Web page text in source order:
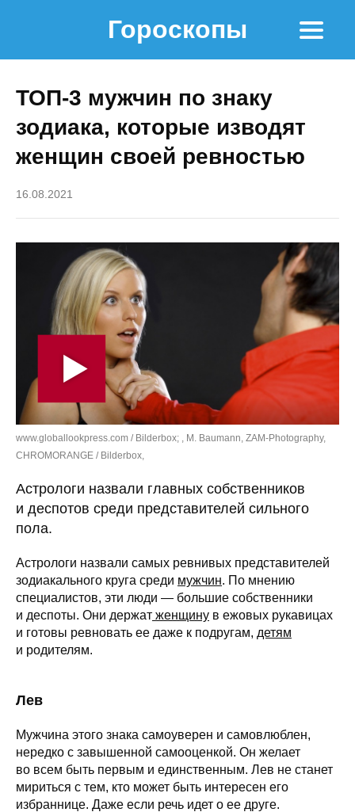
Гороскопы
ТОП-3 мужчин по знаку
зодиака, которые изводят
женщин своей ревностью
16.08.2021
www.globallookpress.com / Bilderbox; , M. Baumann, ZAM-Photography,
CHROMORANGE / Bilderbox,
Астрологи назвали главных собственников
и деспотов среди представителей сильного
пола.
Астрологи назвали самых ревнивых представителей
зодиакального круга среди мужчин. По мнению
специалистов, эти люди — большие собственники
и деспоты. Они держат женщину в ежовых рукавицах
и готовы ревновать ее даже к подругам, детям
и родителям.
Лев
Мужчина этого знака самоуверен и самовлюблен,
нередко с завышенной самооценкой. Он желает
во всем быть первым и единственным. Лев не станет
мириться с тем, кто может быть интересен его
избраннице. Даже если речь идет о ее друге.